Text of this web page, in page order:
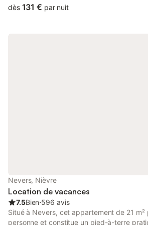
et visites Nevers à pied. passé un bon
dès 131 € par nuit
Nevers, Nièvre
Location de vacances
7.5Bien⋅596 avis
Situé à Nevers, cet appartement de 21 m²
personne et constitue un pied-à-terre